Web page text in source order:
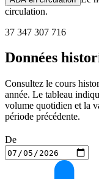
circulation.
37 347 307 716
Données
Consultez le cours
année. Le tableau
volume quotidien et la
période précédente.
De